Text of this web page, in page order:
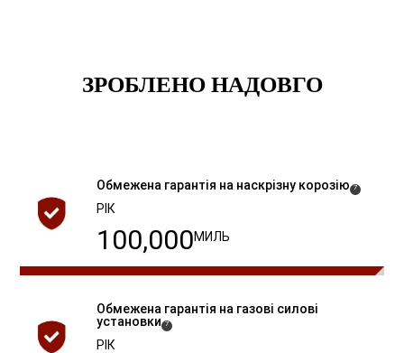
ЗРОБЛЕНО НАДОВГО
Обмежена гарантія на наскрізну корозію ( Disclosure
7)
РІК
100,000МИЛЬ
Обмежена гарантія на газові силові
установки ( Disclosure
7)
РІК